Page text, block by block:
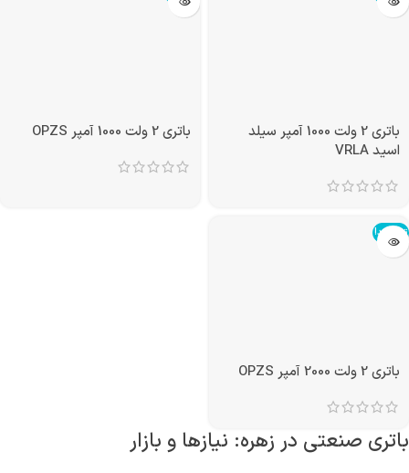
باتری 2 ولت 1000 آمپر سیلد
اسید VRLA
باتری 2 ولت 1000 آمپر OPZS
تمام شد!
باتری 2 ولت 2000 آمپر OPZS
باتری صنعتی در زهره: نیازها و بازار